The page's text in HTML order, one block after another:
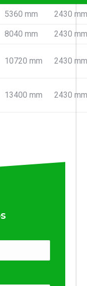
5360 mm 2430 mm
8040 mm 2430 mm
10720 mm 2430 mm
13400 mm 2430 mm